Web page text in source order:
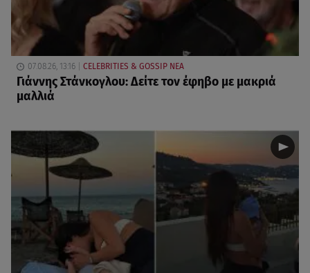
07.08.26, 13:16 CELEBRITIES & GOSSIP ΝΕΑ
Γιάννης Στάνκογλου: Δείτε τον έφηβο με μακριά
μαλλιά